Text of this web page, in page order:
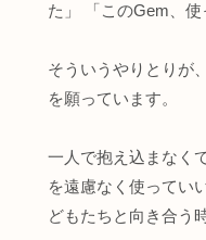
た」 「このGem、使
そういうやりとりが
を願っています。
一人で抱え込まなく
を遠慮なく使ってい
どもたちと向き合う